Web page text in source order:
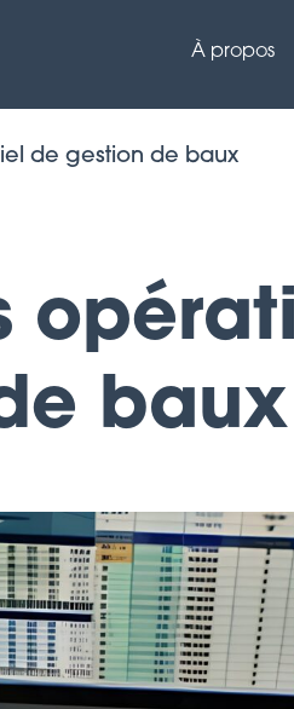
À propos
de gestion de baux
baux